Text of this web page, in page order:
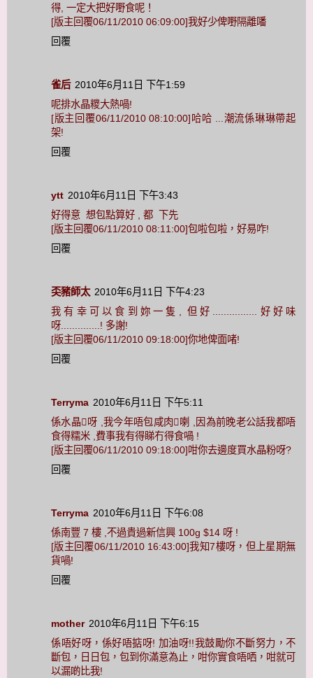
得, 一定大把好嘢食呢！
[版主回覆06/11/2010 06:09:00]我好少俾嘢隔離噃
回覆
雀后 2010年6月11日 下午1:59
呢排水晶糭大熱喎!
[版主回覆06/11/2010 08:10:00]哈哈 ...潮流係琳琳帶起
架!
回覆
ytt 2010年6月11日 下午3:43
好得意 想包點算好 , 都 下先
[版主回覆06/11/2010 08:11:00]包啦包啦，好易咋!
回覆
奀豬師太 2010年6月11日 下午4:23
我有幸可以食到妳一隻, 但好................好好味
呀..............! 多謝!
[版主回覆06/11/2010 09:18:00]你地俾面啫!
回覆
Terryma 2010年6月11日 下午5:11
係水晶呀 ,我今年唔包咸肉喇 ,因為前晚老公話我都唔
食得糯米 ,費事我有得睇冇得食喎 !
[版主回覆06/11/2010 09:18:00]咁你去邊度買水晶粉呀?
回覆
Terryma 2010年6月11日 下午6:08
係南豐 7 樓 ,不過貴過新信興 100g $14 呀 !
[版主回覆06/11/2010 16:43:00]我知7樓呀，但上星期無
貨喎!
回覆
mother 2010年6月11日 下午6:15
係唔好呀，係好唔掂呀! 加油呀!!我鼓勵你不斷努力，不
斷包，日日包，包到你滿意為止，咁你實食唔哂，咁就可
以漏啲比我!